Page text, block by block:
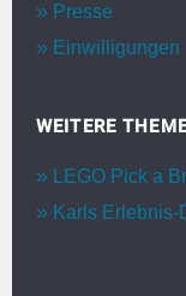
Presse
Einwilligungen
WEITERE
LEGO Pick a
Karls Erlebnis-